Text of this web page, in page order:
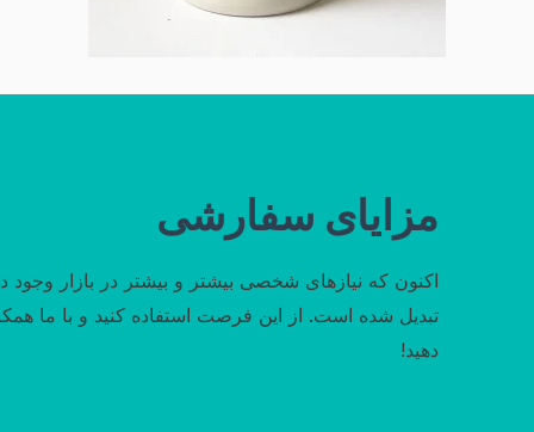
مزایای سفارشی
اکنون که نیازهای شخصی بیشتر و بیشتر در بازار وجود
تبدیل شده است. از این فرصت استفاده کنید و با ما
دهید!